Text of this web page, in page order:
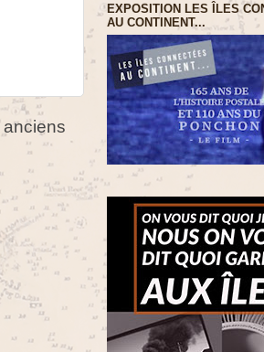
EXPOSITION LES ÎLES
AU CONTINENT...